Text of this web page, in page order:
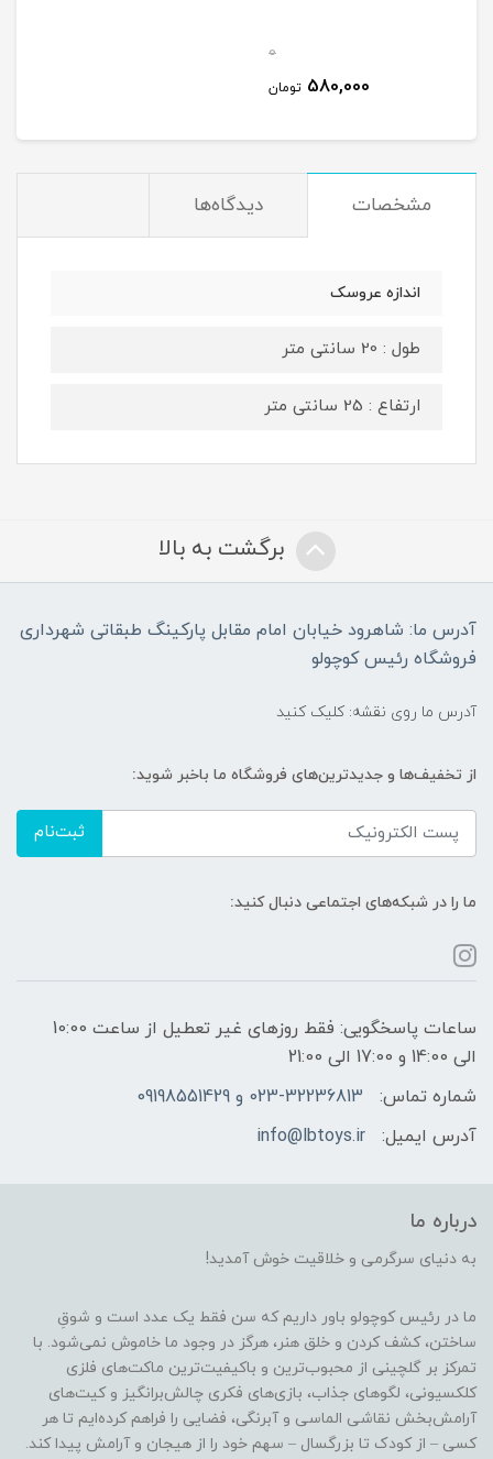
0
580,000 تومان
مشخصات دیدگاه‌ها
اندازه عروسک
طول : 20 سانتی متر
ارتفاع : 25 سانتی متر
برگشت به بالا
آدرس ما: شاهرود خیابان امام مقابل پارکینگ طبقاتی شهرداری
فروشگاه رئیس کوچولو
آدرس ما روی نقشه: کلیک کنید
از تخفیف‌ها و جدیدترین‌های فروشگاه ما باخبر شوید:
ثبت‌نام
ما را در شبکه‌های اجتماعی دنبال کنید:
ساعات پاسخگویی: فقط روزهای غیر تعطیل از ساعت 10:00
الی 14:00 و 17:00 الی 21:00
شماره تماس:
023-32236813 و 09198551429
آدرس ایمیل:
info@lbtoys.ir
درباره ما
به دنیای سرگرمی و خلاقیت خوش آمدید!
ما در رئیس کوچولو باور داریم که سن فقط یک عدد است و شوقِ
ساختن، کشف کردن و خلق هنر، هرگز در وجود ما خاموش نمی‌شود. با
تمرکز بر گلچینی از محبوب‌ترین و باکیفیت‌ترین ماکت‌های فلزی
کلکسیونی، لگوهای جذاب، بازی‌های فکری چالش‌برانگیز و کیت‌های
آرامش‌بخش نقاشی الماسی و آبرنگی، فضایی را فراهم کرده‌ایم تا هر
کسی – از کودک تا بزرگسال – سهم خود را از هیجان و آرامش پیدا کند.